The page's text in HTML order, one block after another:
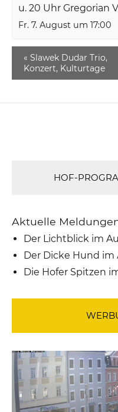
u. 20 Uhr Gregorian
Fr. 7. August um 17:00
« Slawek Dudar Trio,
Konzert, Kulturtage
HOF-
Aktuelle
Der Lichtblick im
Der Dicke Hund im
Die Hofer Spitzen